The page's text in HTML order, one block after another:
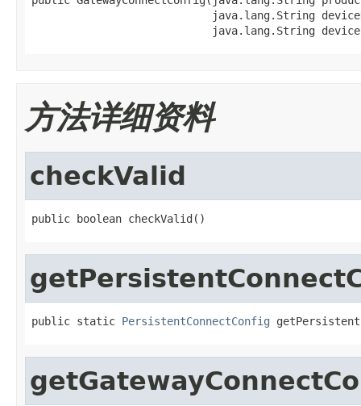
java.lang.String
java.lang.String
方法详细资料
checkValid
public boolean checkValid()
public static PersistentConnectConfig